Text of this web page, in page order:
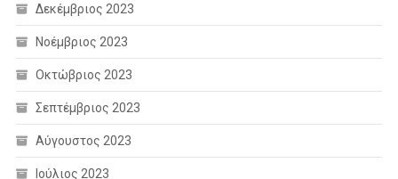
Δεκέμβριος 2023
Νοέμβριος 2023
Οκτώβριος 2023
Σεπτέμβριος 2023
Αύγουστος 2023
Ιούλιος 2023